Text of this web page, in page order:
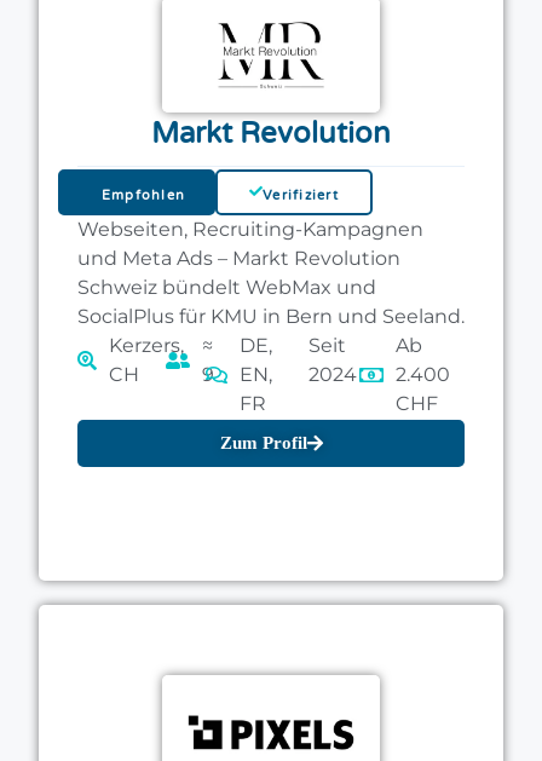
Markt Revolution
Empfohlen Verifiziert
Webseiten, Recruiting-Kampagnen
und Meta Ads – Markt Revolution
Schweiz bündelt WebMax und
SocialPlus für KMU in Bern und Seeland.
Kerzers,
CH
≈
9
DE,
EN,
FR
Seit
2024
Ab
2.400
CHF
Zum Profil